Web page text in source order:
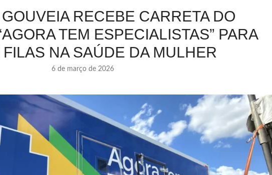
RECEBE CARRETA DO
TEM ESPECIALISTAS” PARA
NA SAÚDE DA MULHER
6 de março de 2026